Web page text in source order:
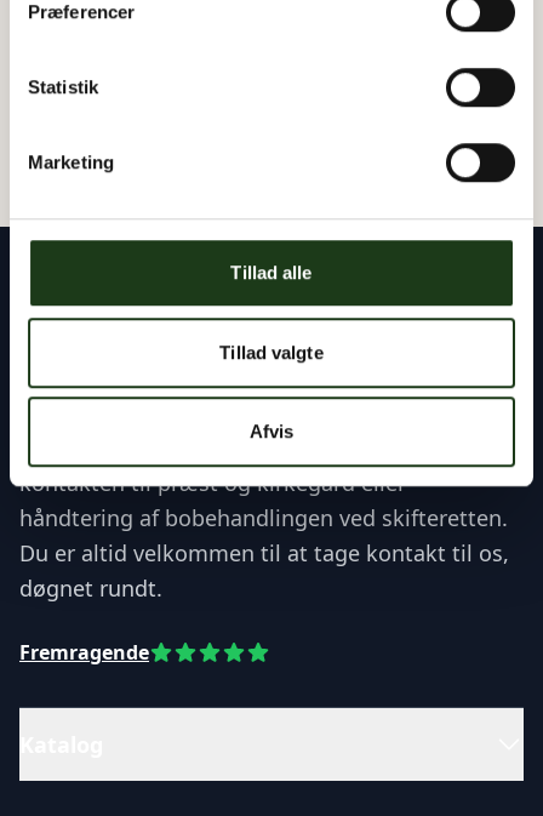
Præferencer
Statistik
Marketing
Tillad alle
Tillad valgte
Afvis
- Grøn
Vores rådgivere står klar til at hjælpe dig med
planlægning af en begravelse eller bisættelse,
kontakten til præst og kirkegård eller
håndtering af bobehandlingen ved skifteretten.
Du er altid velkommen til at tage kontakt til os,
døgnet rundt.
Fremragende